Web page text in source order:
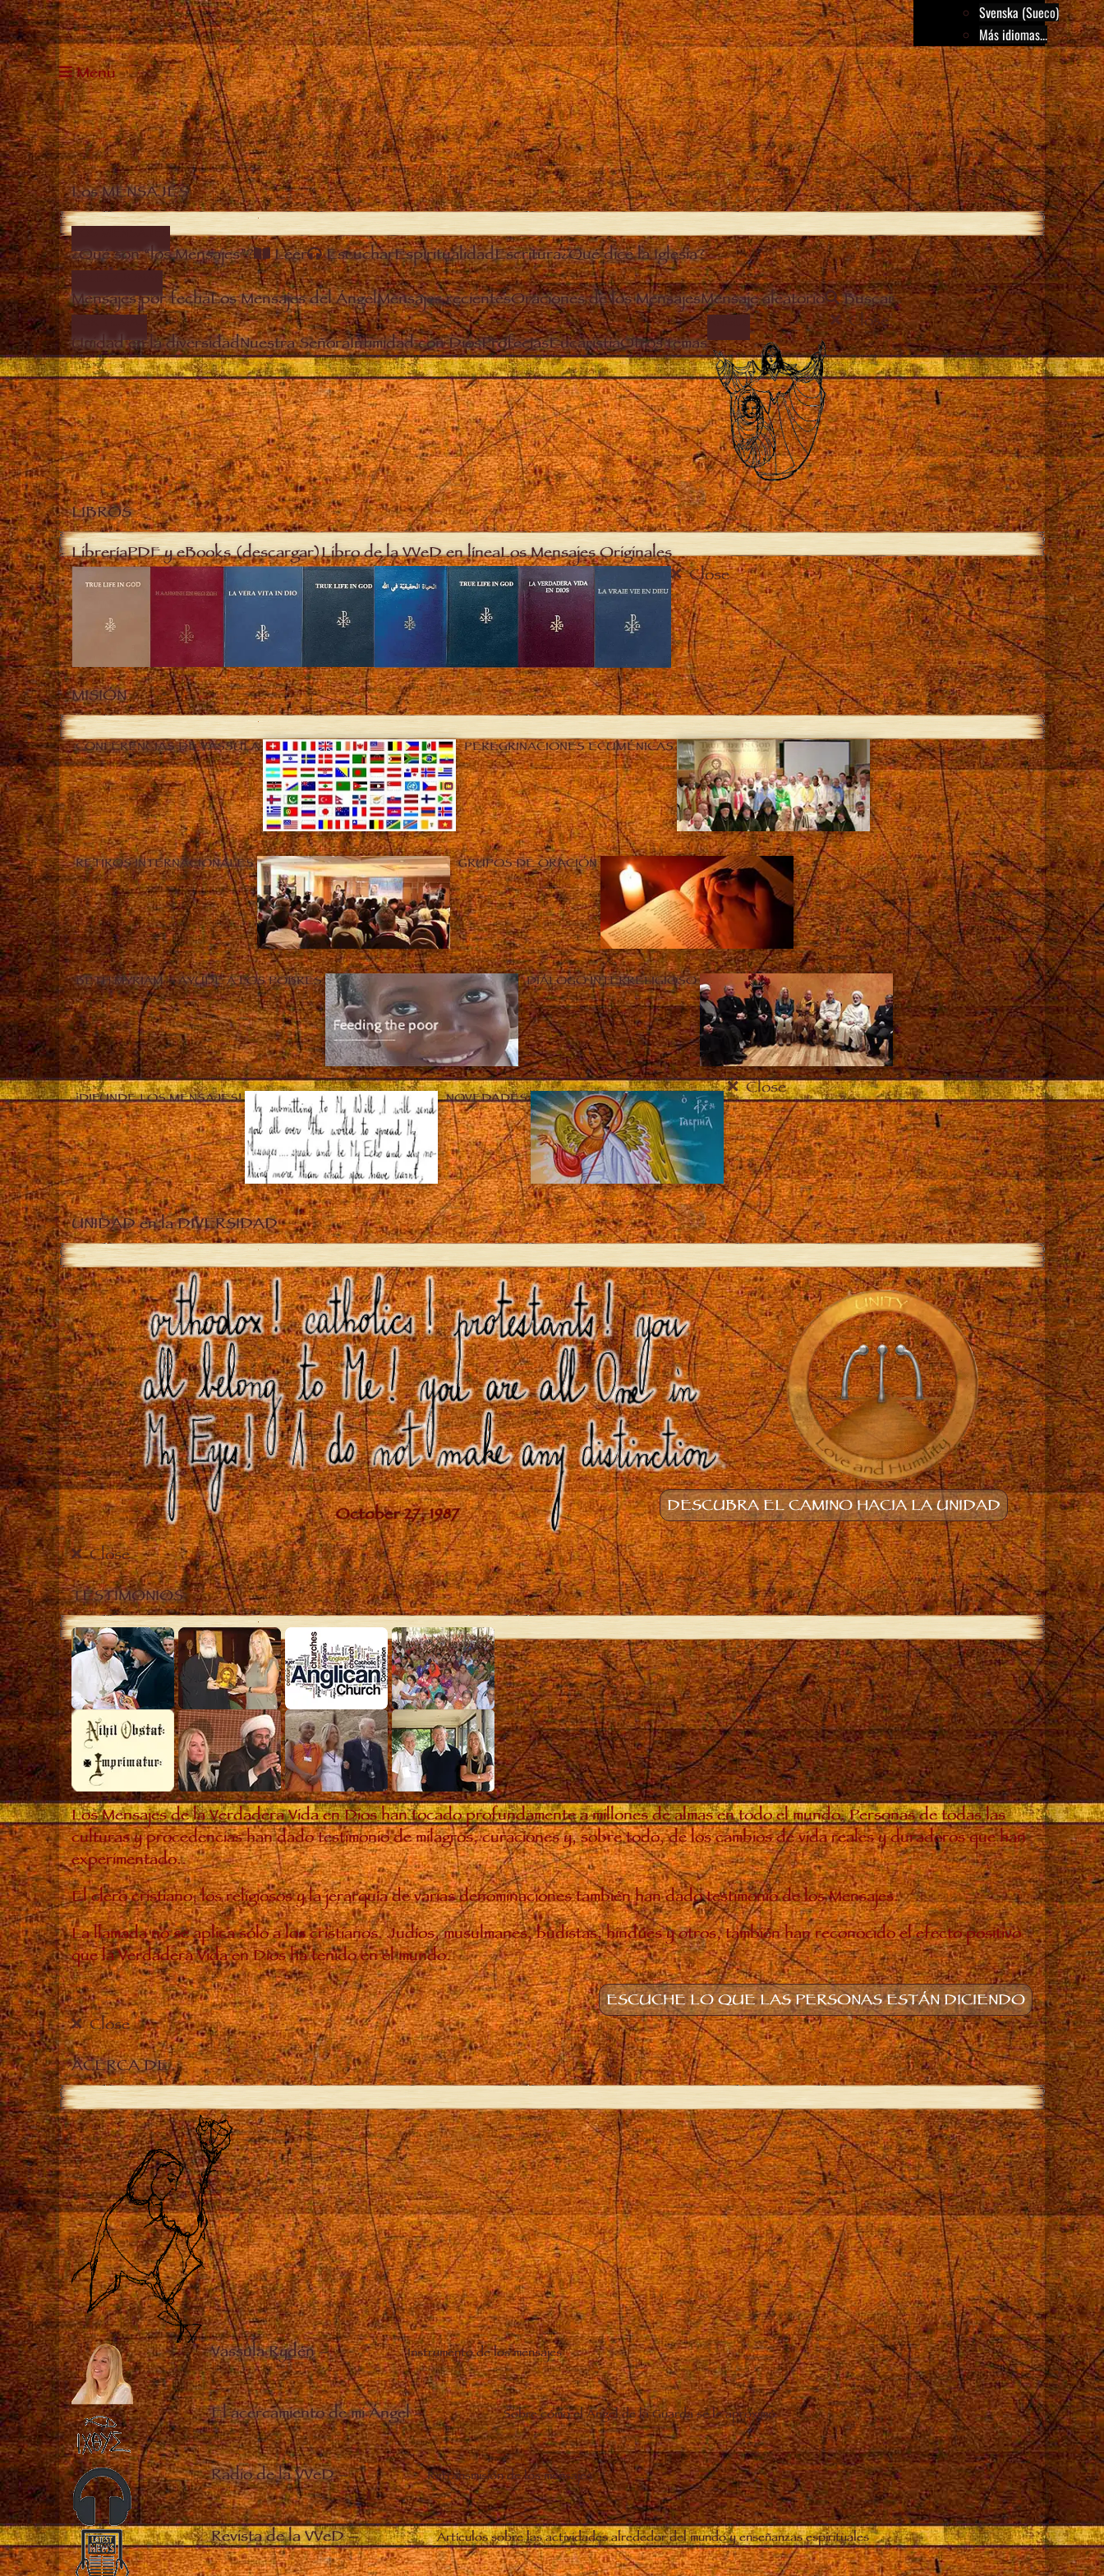
Svenska (Sueco)
Más idiomas...
Menu
Los MENSAJES
¿Qué son “los Mensajes”? Leer EscucharEspiritualidadEscritura¿Qué dice la Iglesia?
Mensajes por fechaLos Mensajes del ÁngelMensajes recientesOraciones de los MensajesMensaje aleatorio Buscar
Unidad en la diversidadNuestra SeñoraIntimidad con DiosProfecíasEucaristíaOtros temas
Close
LIBROS
LibreríaPDF y eBooks (descargar)Libro de la VVeD en líneaLos Mensajes Originales
Close
MISIÓN
CONFERENCIAS DE VASSULA PEREGRINACIONES ECUMÉNICAS
RETIROS INTERNACIONALES GRUPOS DE ORACIÓN
BETH MYRIAM – AYUDE A LOS POBRES DIÁLOGO INTERRELIGIOSO
¡DIFUNDE LOS MENSAJES! NOVEDADES Close
UNIDAD en la DIVERSIDAD
DESCUBRA EL CAMINO HACIA LA UNIDAD
Close
TESTIMONIOS
Los Mensajes de la Verdadera Vida en Dios han tocado profundamente a millones de almas en todo el mundo. Personas de todas las
culturas y procedencias han dado testimonio de milagros, curaciones y, sobre todo, de los cambios de vida reales y duraderos que han
experimentado..
El clero cristiano, los religiosos y la jerarquía de varias denominaciones también han dado testimonio de los Mensajes.
La llamada no se aplica sólo a los cristianos. Judíos, musulmanes, budistas, hindúes y otros, también han reconocido el efecto positivo
que la Verdadera Vida en Dios ha tenido en el mundo.
ESCUCHE LO QUE LAS PERSONAS ESTÁN DICIENDO
Close
ACERCA DE
Vassula Rydén– Instrumento de los mensajes
El acercamiento de mi Ángel– Sobre cómo el Ángel de la Guarda se le aproximó
Radio de la VVeD– Retransmisión de los mensajes
Revista de la VVeD– Artículos sobre las actividades alrededor del mundo y enseñanzas espirituales